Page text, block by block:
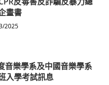
畫書
2025
音樂學系及中國音樂學系
入學考試訊息